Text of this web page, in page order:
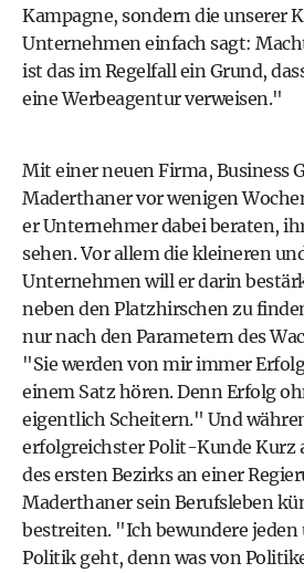
Kampagne, sondern die unserer
Unternehmen einfach sagt:
ist das im Regelfall ein Grund,
eine Werbeagentur verweisen."
Mit einer neuen Firma, Business
Maderthaner vor wenigen
er Unternehmer dabei beraten,
sehen. Vor allem die kleineren
Unternehmen will er darin
neben den Platzhirschen zu
nur nach den Parametern des
"Sie werden von mir immer
einem Satz hören. Denn Erfolg
eigentlich Scheitern." Und
erfolgreichster Polit-Kunde Kurz
des ersten Bezirks an einer
Maderthaner sein Berufsleben
bestreiten. "Ich bewundere jeden
Politik geht, denn was von